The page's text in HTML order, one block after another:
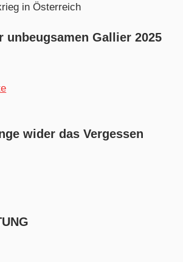
in Österreich
unbeugsamen Gallier 2025
wider das Vergessen